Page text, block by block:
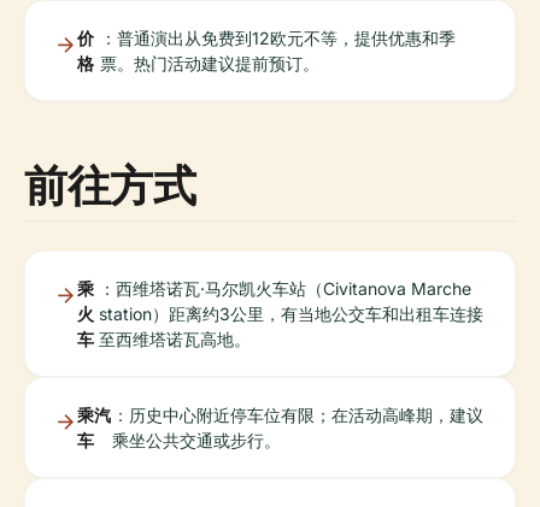
价
格
：普通演出从免费到12欧元不等，提供优惠和季
票。热门活动建议提前预订。
前往方式
乘
火
车
：西维塔诺瓦·马尔凯火车站（Civitanova Marche
station）距离约3公里，有当地公交车和出租车连接
至西维塔诺瓦高地。
乘汽
车
：历史中心附近停车位有限；在活动高峰期，建议
乘坐公共交通或步行。